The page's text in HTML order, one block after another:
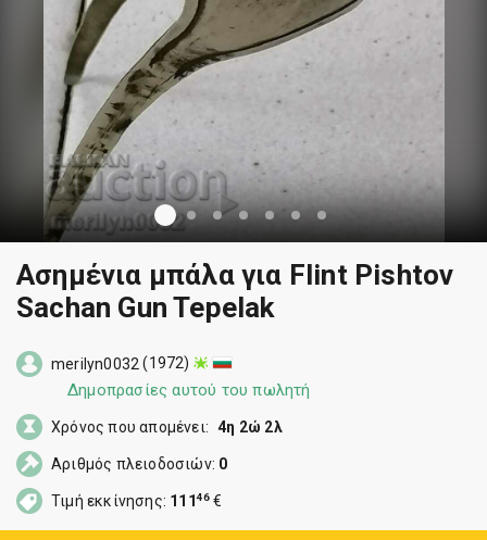
Ασημένια μπάλα για Flint Pishtov
Sachan Gun Tepelak
merilyn0032 (1972)
Δημοπρασίες αυτού του πωλητή
Χρόνος που απομένει: 4η 2ώ 2λ
Αριθμός πλειοδοσιών: 0
Τιμή εκκίνησης: 11146 €